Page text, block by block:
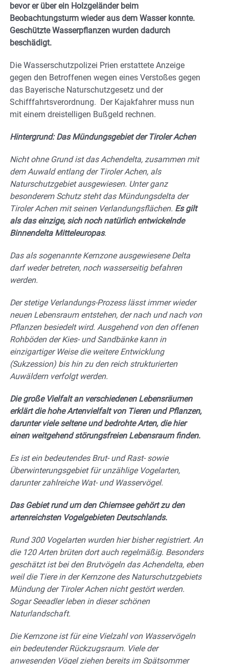
bevor er über ein Holzgeländer beim
Beobachtungsturm wieder aus dem Wasser konnte.
Geschützte Wasserpflanzen wurden dadurch
beschädigt.
Die Wasserschutzpolizei Prien erstattete Anzeige
gegen den Betroffenen wegen eines Verstoßes gegen
das Bayerische Naturschutzgesetz und der
Schifffahrtsverordnung. Der Kajakfahrer muss nun
mit einem dreistelligen Bußgeld rechnen.
Hintergrund: Das Mündungsgebiet der Tiroler Achen
Nicht ohne Grund ist das Achendelta, zusammen mit
dem Auwald entlang der Tiroler Achen, als
Naturschutzgebiet ausgewiesen. Unter ganz
besonderem Schutz steht das Mündungsdelta der
Tiroler Achen mit seinen Verlandungsflächen. Es gilt
als das einzige, sich noch natürlich entwickelnde
Binnendelta Mitteleuropas.
Das als sogenannte Kernzone ausgewiesene Delta
darf weder betreten, noch wasserseitig befahren
werden.
Der stetige Verlandungs-Prozess lässt immer wieder
neuen Lebensraum entstehen, der nach und nach von
Pflanzen besiedelt wird. Ausgehend von den offenen
Rohböden der Kies- und Sandbänke kann in
einzigartiger Weise die weitere Entwicklung
(Sukzession) bis hin zu den reich strukturierten
Auwäldern verfolgt werden.
Die große Vielfalt an verschiedenen Lebensräumen
erklärt die hohe Artenvielfalt von Tieren und Pflanzen,
darunter viele seltene und bedrohte Arten, die hier
einen weitgehend störungsfreien Lebensraum finden.
Es ist ein bedeutendes Brut- und Rast- sowie
Überwinterungsgebiet für unzählige Vogelarten,
darunter zahlreiche Wat- und Wasservögel.
Das Gebiet rund um den Chiemsee gehört zu den
artenreichsten Vogelgebieten Deutschlands.
Rund 300 Vogelarten wurden hier bisher registriert. An
die 120 Arten brüten dort auch regelmäßig. Besonders
geschätzt ist bei den Brutvögeln das Achendelta, eben
weil die Tiere in der Kernzone des Naturschutzgebiets
Mündung der Tiroler Achen nicht gestört werden.
Sogar Seeadler leben in dieser schönen
Naturlandschaft.
Die Kernzone ist für eine Vielzahl von Wasservögeln
ein bedeutender Rückzugsraum. Viele der
anwesenden Vögel ziehen bereits im Spätsommer